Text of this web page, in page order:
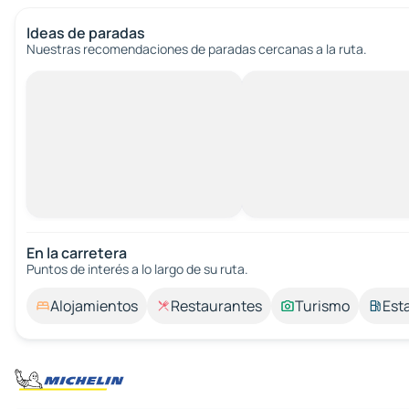
Ideas de paradas
Nuestras recomendaciones de paradas cercanas a la ruta.
En la carretera
Puntos de interés a lo largo de su ruta.
Alojamientos Restaurantes Turismo